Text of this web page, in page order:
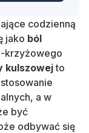
codzienną
jako ból
krzyżowego
kulszowejto
a w
być
odbywać się